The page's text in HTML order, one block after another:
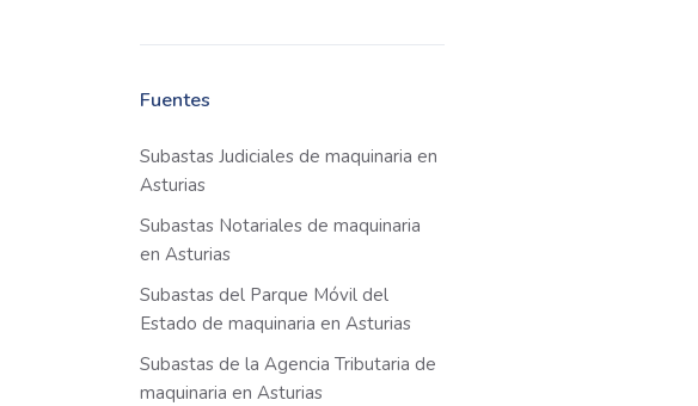
Fuentes
Subastas Judiciales de maquinaria en
Asturias
Subastas Notariales de maquinaria
en Asturias
Subastas del Parque Móvil del
Estado de maquinaria en Asturias
Subastas de la Agencia Tributaria de
maquinaria en Asturias